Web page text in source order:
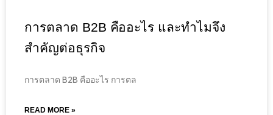
การตลาด B2B คืออะไร และทำไมจึง
สำคัญต่อธุรกิจ
การตลาด B2B คืออะไร การตล
READ MORE »